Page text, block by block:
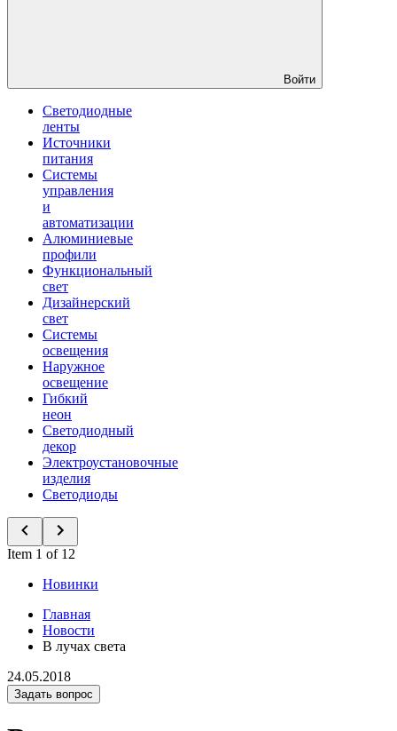
Войти
Светодиодные
ленты
Источники
питания
Системы
управления
и
автоматизации
Алюминиевые
профили
Функциональный
свет
Дизайнерский
свет
Системы
освещения
Наружное
освещение
Гибкий
неон
Светодиодный
декор
Электроустановочные
изделия
Светодиоды
Item 1 of 12
Новинки
Главная
Новости
В лучах света
24.05.2018
Задать вопрос